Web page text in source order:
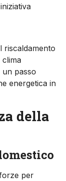
riscaldamento
clima
passo
energetica in
della
per